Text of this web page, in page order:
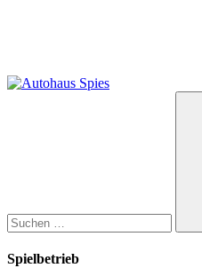
Spielbetrieb